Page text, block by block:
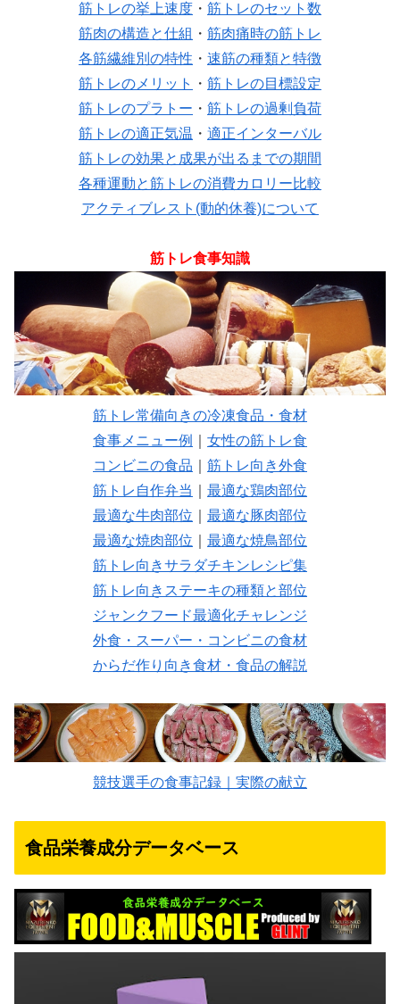
筋トレの挙上速度 ・ 筋トレのセット数
筋肉の構造と仕組 ・ 筋肉痛時の筋トレ
各筋繊維別の特性 ・ 速筋の種類と特徴
筋トレのメリット
・ 筋トレの目標設定
筋トレのプラトー ・ 筋トレの過剰負荷
筋トレの適正気温 ・ 適正インターバル
筋トレの効果と成果が出るまでの期間
各種運動と筋トレの消費カロリー比較
アクティブレスト(動的休養)について
筋トレ食事知識
筋トレ常備向きの冷凍食品・食材
食事メニュー例
女性の筋トレ食
コンビニの食品
筋トレ向き外食
筋トレ自作弁当
最適な鶏肉部位
最適な牛肉部位
最適な豚肉部位
最適な焼肉部位
最適な焼鳥部位
筋トレ向きサラダチキンレシピ集
筋トレ向きステーキの種類と部位
ジャンクフード最適化チャレンジ
外食・スーパー・コンビニの食材
からだ作り向き食材・食品の解説
競技選手の食事記録｜実際の献立
食品栄養成分データベース